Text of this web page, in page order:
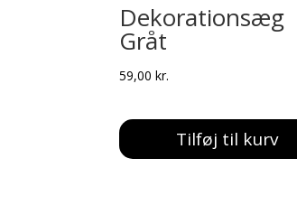
Dekorationsæg
Gråt
59,00 kr.
Tilføj til kurv